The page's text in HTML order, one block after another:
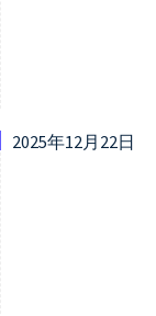
2025年12月22日